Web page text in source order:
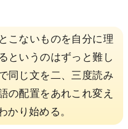
こないものを自分に理
というのはずっと難し
同じ文を二、三度読み
の配置をあれこれ変え
かり始める。